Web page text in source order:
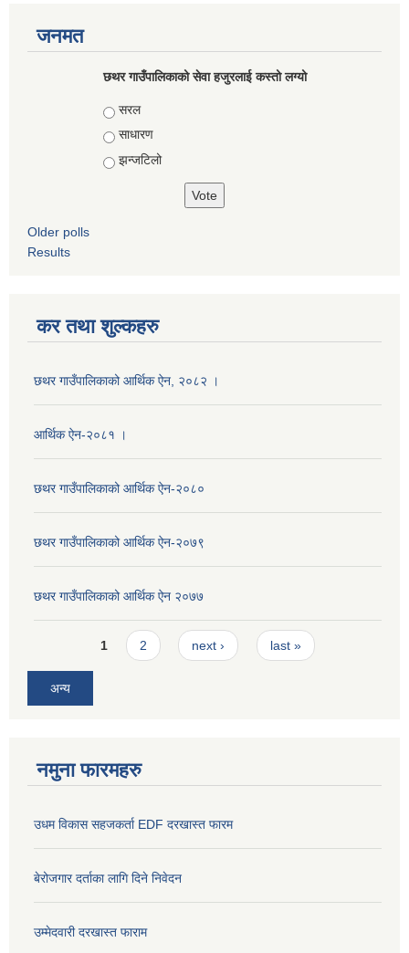
जनमत
छथर गाउँपालिकाको सेवा हजुरलाई कस्तो लग्यो
Choices
सरल
साधारण
झन्जटिलो
Older polls
Results
कर तथा शुल्कहरु
छथर गाउँपालिकाको आर्थिक ऐन, २०८२ ।
आर्थिक ऐन-२०८१ ।
छथर गाउँपालिकाको आर्थिक ऐन-२०८०
छथर गाउँपालिकाको आर्थिक ऐन-२०७९
छथर गाउँपालिकाको आर्थिक ऐन २०७७
Pages1 2 next › last »
अन्य
नमुना फारमहरु
उधम विकास सहजकर्ता EDF दरखास्त फारम
बेरोजगार दर्ताका लागि दिने निवेदन
उम्मेदवारी दरखास्त फाराम